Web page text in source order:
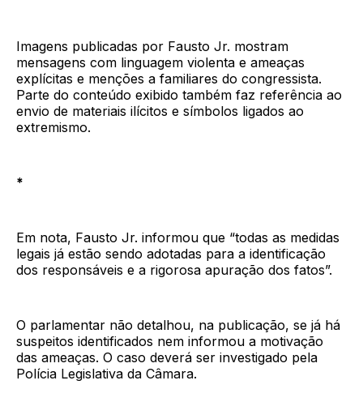
Imagens publicadas por Fausto Jr. mostram
mensagens com linguagem violenta e ameaças
explícitas e menções a familiares do congressista.
Parte do conteúdo exibido também faz referência ao
envio de materiais ilícitos e símbolos ligados ao
extremismo.
*
Em nota, Fausto Jr. informou que “todas as medidas
legais já estão sendo adotadas para a identificação
dos responsáveis e a rigorosa apuração dos fatos”.
O parlamentar não detalhou, na publicação, se já há
suspeitos identificados nem informou a motivação
das ameaças. O caso deverá ser investigado pela
Polícia Legislativa da Câmara.